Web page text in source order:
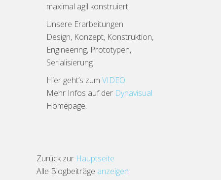
maximal agil konstruiert.
Unsere Erarbeitungen
Design, Konzept, Konstruktion,
Engineering, Prototypen,
Serialisierung
Hier geht’s zum VIDEO.
Mehr Infos auf der Dynavisual
Homepage.
Zurück zur Hauptseite
Alle Blogbeiträge anzeigen